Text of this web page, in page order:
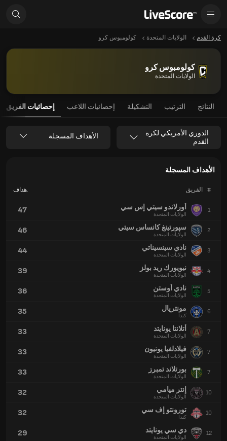
كرة القدم الولايات المتحدة كولومبوس كرو
كولومبوس كرو
الولايات المتحدة
النتائج الترتيب التشكيلة إحصائيات اللاعب إحصائيات الفريق
الدوري الأمريكي لكرة
القدم
الأهداف المسجلة
الأهداف المسجلة
# الفريق
الأهداف
1
أورلاندو سيتي إس سي
الولايات المتحدة 47
2 سپورتينغ كانساس سيتي
الولايات المتحدة 46
3 نادي سينسيناتي
الولايات المتحدة 44
4 نيويورك ريد بولز
الولايات المتحدة 39
5 نادي أوستن
الولايات المتحدة 36
6 مونتريال
كندا 35
7 أتلانتا يونايتد
الولايات المتحدة 33
7 فيلادلفيا يونيون
الولايات المتحدة 33
7 بورتلاند تمبرز
الولايات المتحدة 33
10 إنتر ميامي
الولايات المتحدة 32
10 تورونتو إف سي
كندا 32
12 دي سي يونايتد
الولايات المتحدة 29